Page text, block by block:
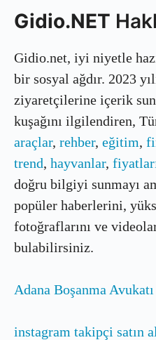
Gidio.NET
Gidio.net, iyi niyetle
bir sosyal ağdır. 2023
ziyaretçilerine içerik
kuşağını ilgilendiren,
araçlar, rehber, eğitim,
trend, hayvanlar,
doğru bilgiyi sunmayı
popüler haberlerini,
fotoğraflarını ve
bulabilirsiniz.
Adana Boşanma Avukatı
instagram takipçi satın al